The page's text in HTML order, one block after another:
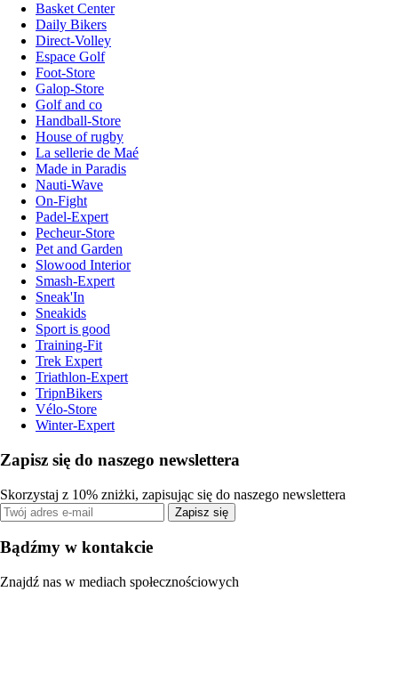
Basket Center
Daily Bikers
Direct-Volley
Espace Golf
Foot-Store
Galop-Store
Golf and co
Handball-Store
House of rugby
La sellerie de Maé
Made in Paradis
Nauti-Wave
On-Fight
Padel-Expert
Pecheur-Store
Pet and Garden
Slowood Interior
Smash-Expert
Sneak'In
Sneakids
Sport is good
Training-Fit
Trek Expert
Triathlon-Expert
TripnBikers
Vélo-Store
Winter-Expert
Zapisz się do naszego newslettera
Skorzystaj z 10% zniżki, zapisując się do naszego newslettera
Zapisz się
Bądźmy w kontakcie
Znajdź nas w mediach społecznościowych